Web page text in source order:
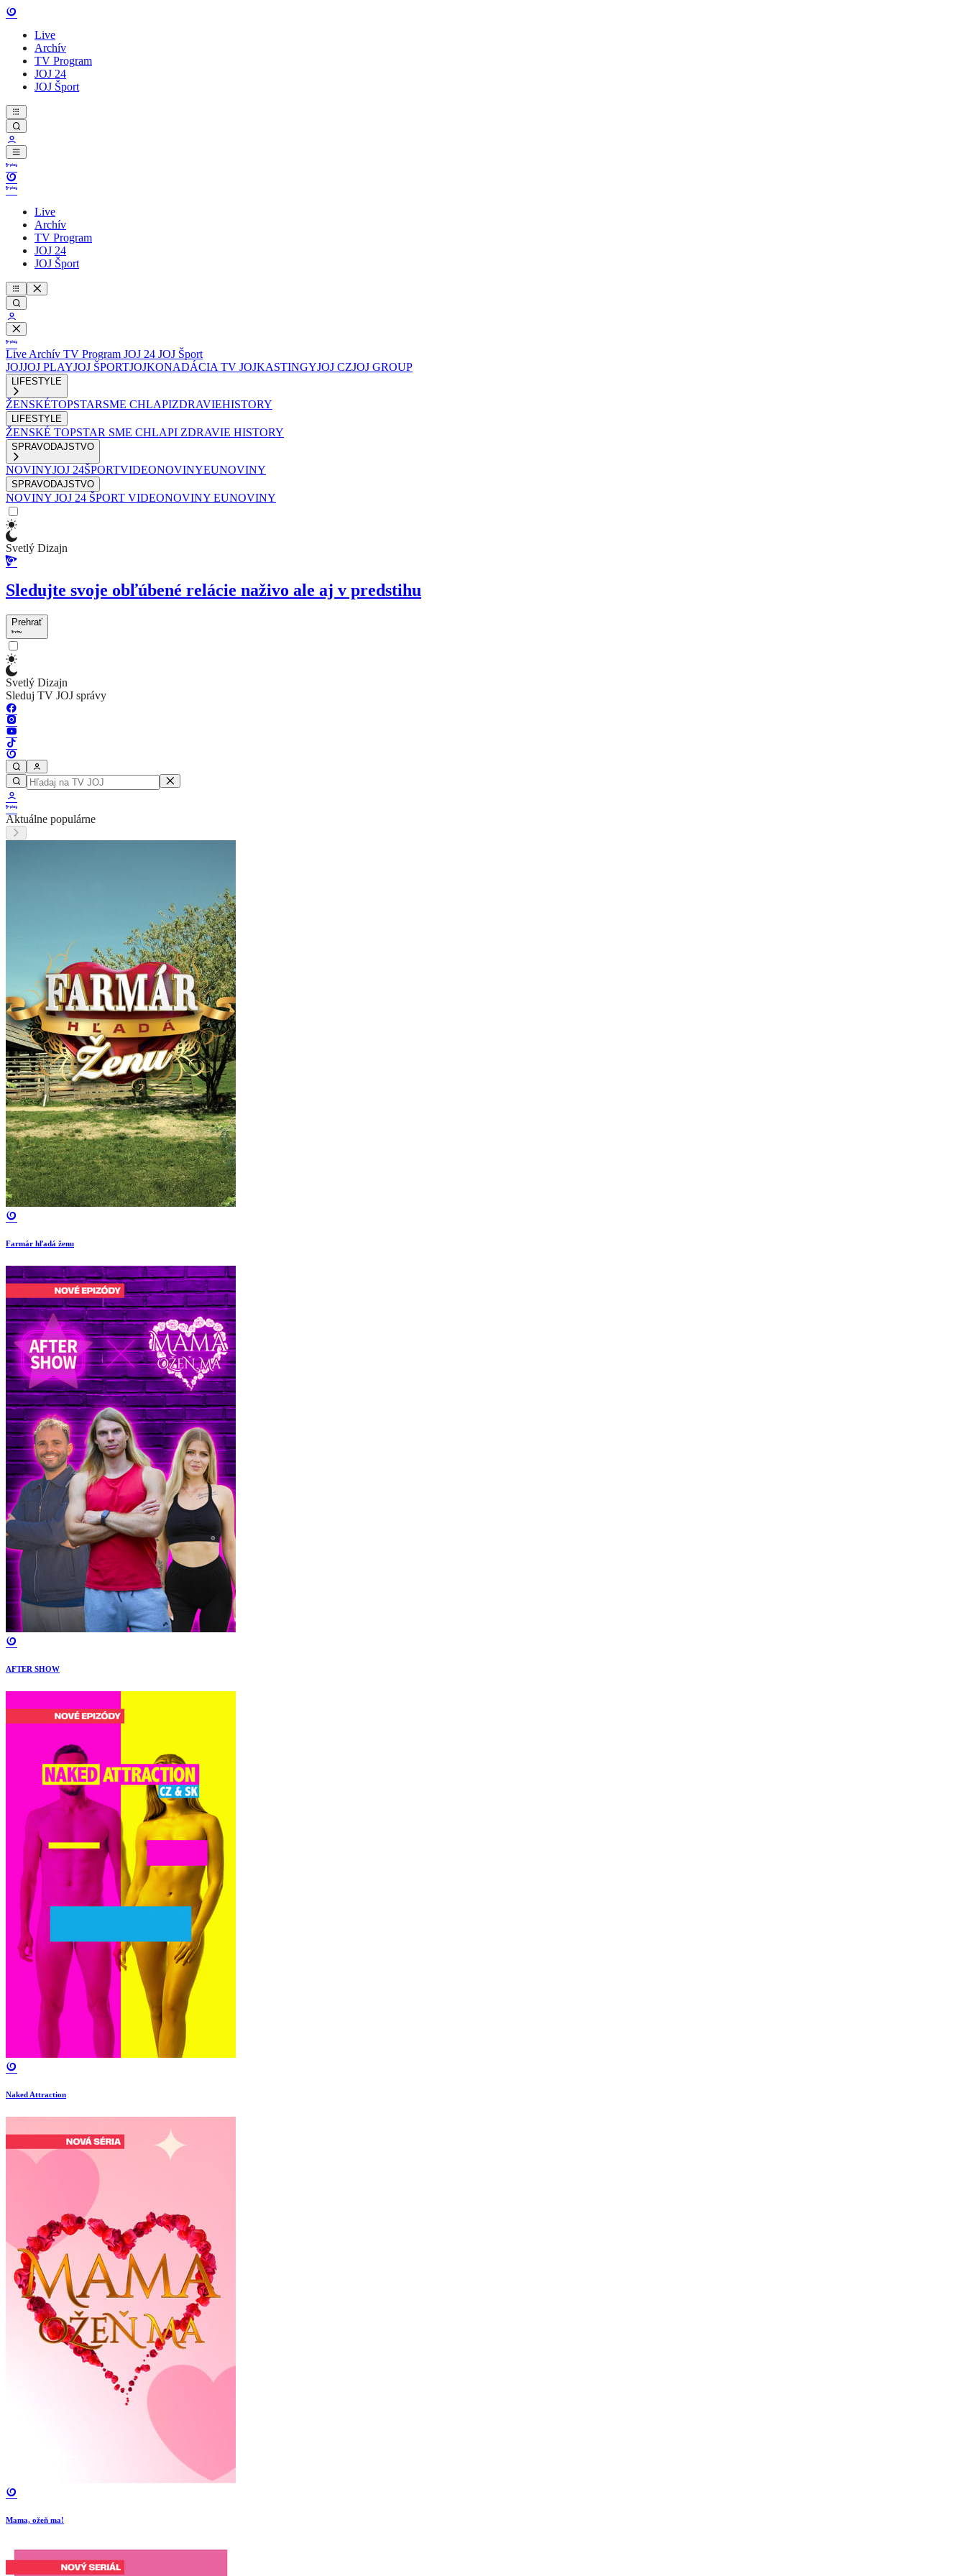
Live
Archív
TV Program
JOJ 24
JOJ Šport
Live
Archív
TV Program
JOJ 24
JOJ Šport
Live Archív TV Program JOJ 24 JOJ Šport
JOJJOJ PLAYJOJ ŠPORTJOJKONADÁCIA TV JOJKASTINGYJOJ CZJOJ GROUP
LIFESTYLE
ŽENSKÉTOPSTARSME CHLAPIZDRAVIEHISTORY
LIFESTYLE
ŽENSKÉ TOPSTAR SME CHLAPI ZDRAVIE HISTORY
SPRAVODAJSTVO
NOVINYJOJ 24ŠPORTVIDEONOVINYEUNOVINY
SPRAVODAJSTVO
NOVINY JOJ 24 ŠPORT VIDEONOVINY EUNOVINY
Svetlý Dizajn
Sledujte svoje obľúbené relácie naživo ale aj v predstihu
Prehrať
Svetlý Dizajn
Sleduj TV JOJ správy
Aktuálne populárne
Farmár hľadá ženu
AFTER SHOW
Naked Attraction
Mama, ožeň ma!